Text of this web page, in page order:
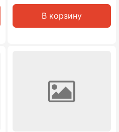
В корзину